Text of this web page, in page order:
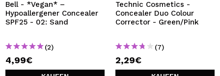
Bell - *Vegan* –
Hypoallergener Concealer
SPF25 - 02: Sand
(2)
4,99€
Technic Cosmetics -
Concealer Duo Colour
Corrector - Green/Pink
(7)
2,29€